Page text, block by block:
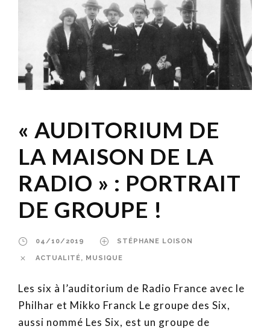
« AUDITORIUM DE
LA MAISON DE LA
RADIO » : PORTRAIT
DE GROUPE !
04/10/2019 STÉPHANE LOISON
ACTUALITÉ, MUSIQUE
Les six à l’auditorium de Radio France avec le
Philhar et Mikko Franck Le groupe des Six,
aussi nommé Les Six, est un groupe de